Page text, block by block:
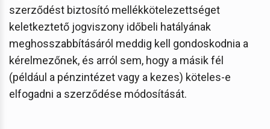
szerződést biztosító mellékkötelezettséget
keletkeztető jogviszony időbeli hatályának
meghosszabbításáról meddig kell gondoskodnia a
kérelmezőnek, és arról sem, hogy a másik fél
(például a pénzintézet vagy a kezes) köteles-e
elfogadni a szerződése módosítását.